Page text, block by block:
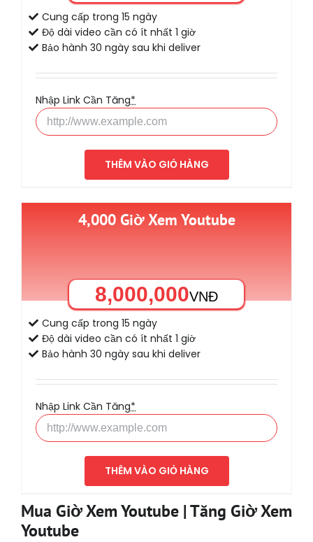
Cung cấp trong 15 ngày
Độ dài video cần có ít nhất 1 giờ
Bảo hành 30 ngày sau khi deliver
Nhập Link Cần Tăng*
THÊM VÀO GIỎ HÀNG
4,000 Giờ Xem Youtube
8,000,000VNĐ
Cung cấp trong 15 ngày
Độ dài video cần có ít nhất 1 giờ
Bảo hành 30 ngày sau khi deliver
Nhập Link Cần Tăng*
THÊM VÀO GIỎ HÀNG
Mua Giờ Xem Youtube | Tăng Giờ Xem
Youtube